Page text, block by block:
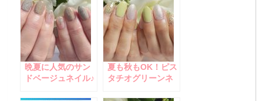
晩夏に人気のサン
ドベージュネイル♪
夏も秋もOK！ピス
タチオグリーンネ